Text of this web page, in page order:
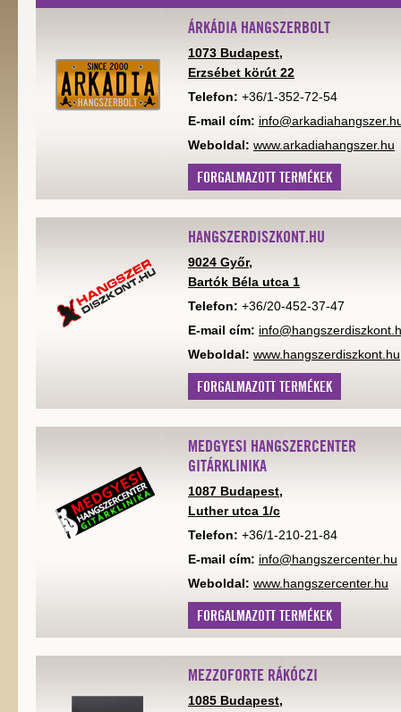
ÁRKÁDIA HANGSZERBOLT
1073 Budapest,
Erzsébet körút 22
Telefon: +36/1-352-72-54
E-mail cím:
Weboldal: www.arkadiahangszer.hu
FORGALMAZOTT TERMÉKEK
HANGSZERDISZKONT.HU
9024 Győr,
Bartók Béla utca 1
Telefon: +36/20-452-37-47
E-mail cím:
Weboldal: www.hangszerdiszkont.hu
FORGALMAZOTT TERMÉKEK
MEDGYESI HANGSZERCENTER
GITÁRKLINIKA
1087 Budapest,
Luther utca 1/c
Telefon: +36/1-210-21-84
E-mail cím: info@hangszercenter.hu
Weboldal: www.hangszercenter.hu
FORGALMAZOTT TERMÉKEK
MEZZOFORTE RÁKÓCZI
1085 Budapest,